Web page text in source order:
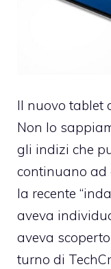
Il nuovo tablet
Non lo
gli indizi che
continuano ad
la recente
aveva
aveva
turno di